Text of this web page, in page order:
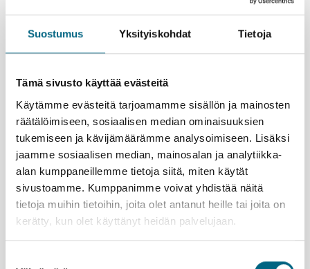
Suostumus Yksityiskohdat Tietoja
Tämä sivusto käyttää evästeitä
Käytämme evästeitä tarjoamamme sisällön ja mainosten
räätälöimiseen, sosiaalisen median ominaisuuksien
tukemiseen ja kävijämäärämme analysoimiseen. Lisäksi
jaamme sosiaalisen median, mainosalan ja analytiikka-
alan kumppaneillemme tietoja siitä, miten käytät
sivustoamme. Kumppanimme voivat yhdistää näitä
tietoja muihin tietoihin, joita olet antanut heille tai joita on
kerätty, kun olet käyttänyt heidän palvelujaan.
kaupungissa jo vuosisatojen ajan. Piipahda
tuliaisostoksille Niedereggerin kuuluisaan
herkullisia leivoksia. Kahvilan yläkerrassa toimii
ilmainen marsipaanimuseo.
Hampurissa voit poiketa vaikkapa taidehalliin, joka on
lähellä rautatieasemaa. Kauniina kevätpäivänä
kutsuvat järvenrantapuistikot ja suuri Planten un
Blomen -puistoalue lampineen, teemapuutarhoineen ja
kasvihuoneineen.